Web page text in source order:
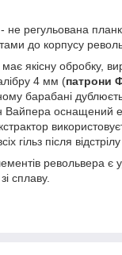
не регульована
до корпусу
якісну обробку,
4 мм (патрони
барабані
оснащений
гільз після
револьвера є
сплаву.